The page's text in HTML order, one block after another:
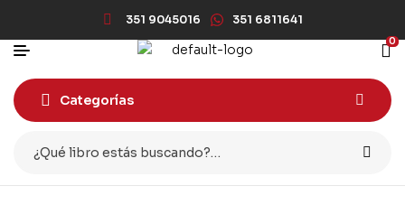
351 9045016 351 6811641
0
Categorías